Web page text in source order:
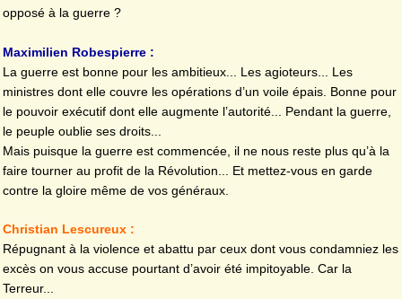
opposé à la guerre ?
Maximilien Robespierre :
La guerre est bonne pour les ambitieux... Les agioteurs... Les
ministres dont elle couvre les opérations d’un voile épais. Bonne pour
le pouvoir exécutif dont elle augmente l’autorité... Pendant la guerre,
le peuple oublie ses droits...
Mais puisque la guerre est commencée, il ne nous reste plus qu’à la
faire tourner au profit de la Révolution... Et mettez-vous en garde
contre la gloire même de vos généraux.
Christian Lescureux :
Répugnant à la violence et abattu par ceux dont vous condamniez les
excès on vous accuse pourtant d’avoir été impitoyable. Car la
Terreur...